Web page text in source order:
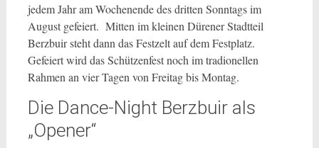
jedem Jahr am Wochenende des dritten Sonntags im
August gefeiert. Mitten im kleinen Dürener Stadtteil
Berzbuir steht dann das Festzelt auf dem Festplatz.
Gefeiert wird das Schützenfest noch im tradionellen
Rahmen an vier Tagen von Freitag bis Montag.
Die Dance-Night Berzbuir als
„Opener“